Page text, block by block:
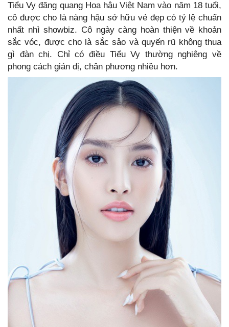
Tiểu Vy đăng quang Hoa hậu Việt Nam vào năm 18 tuổi,
cô được cho là nàng hậu sở hữu vẻ đẹp có tỷ lệ chuẩn
nhất nhì showbiz. Cô ngày càng hoàn thiện về khoản
sắc vóc, được cho là sắc sảo và quyến rũ không thua
gì đàn chị. Chỉ có điều Tiểu Vy thường nghiêng về
phong cách giản dị, chân phương nhiều hơn.